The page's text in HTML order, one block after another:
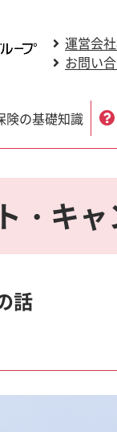
運営会
お問い
険の基礎知識
・キ
話